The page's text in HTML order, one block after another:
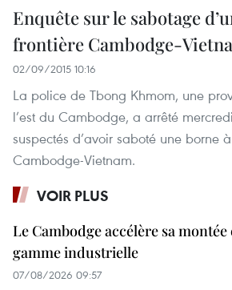
Enquête sur le sabotage
frontière Cambodge-
02/09/2015 10:16
La police de Tbong Khmom, une
l’est du Cambodge, a arrêté
suspectés d’avoir saboté une borne
Cambodge-Vietnam.
VOIR PLUS
Le Cambodge accélère sa montée
gamme industrielle
07/08/2026 09:57